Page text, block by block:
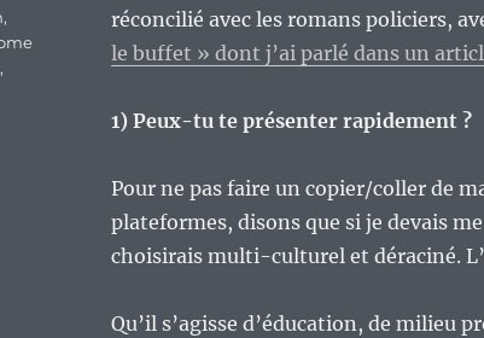
réconcilié avec les romans policiers,
le buffet » dont j’ai parlé dans un
1) Peux-tu te présenter rapidement ?
Pour ne pas faire un copier/coller de
plateformes, disons que si je devais
choisirais multi-culturel et déraciné.
Qu’il s’agisse d’éducation, de milieu
,
,